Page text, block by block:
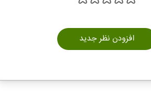
افزودن نظر جدید